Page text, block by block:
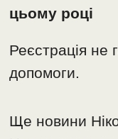
цьому році
Реєстрація не
допомоги.
Ще новини